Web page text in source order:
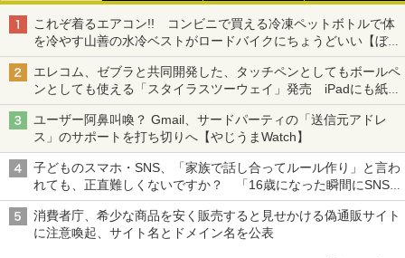
これぞ着るエアコン!! コンビニで買える冷凍ペットボトルで体
を冷やす山善の水冷ベストがロードバイクにちょうどいい【ぼっ
ち・ざ・ろーど！その14】【空いた時間でなにしてる？】
エレコム、ゼブラと共同開発した、タッチペンとしてもボールペ
ンとしても使える「スタイラスツーウェイ」発売 iPadにも紙に
も、持ち替えずに書き込める
ユーザー阿鼻叫喚？ Gmail、サードパーティの「送信元アドレ
ス」のサポートを打ち切りへ【やじうまWatch】
子どものスマホ・SNS、「家族で話し合ってルール作り」と言わ
れても、正直難しくないですか？ 「16歳になった瞬間にSNS
デビューする方が怖い」という上沼紫野弁護士にヒントを聞く
消費者庁、希少な商品を安く販売すると見せかける偽通販サイト
に注意喚起、サイト名とドメイン名を公表